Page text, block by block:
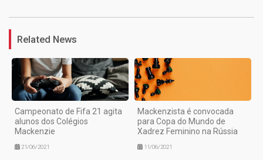
Related News
Campeonato de Fifa 21 agita
alunos dos Colégios
Mackenzie
21/06/2021
Mackenzista é convocada
para Copa do Mundo de
Xadrez Feminino na Rússia
11/06/2021